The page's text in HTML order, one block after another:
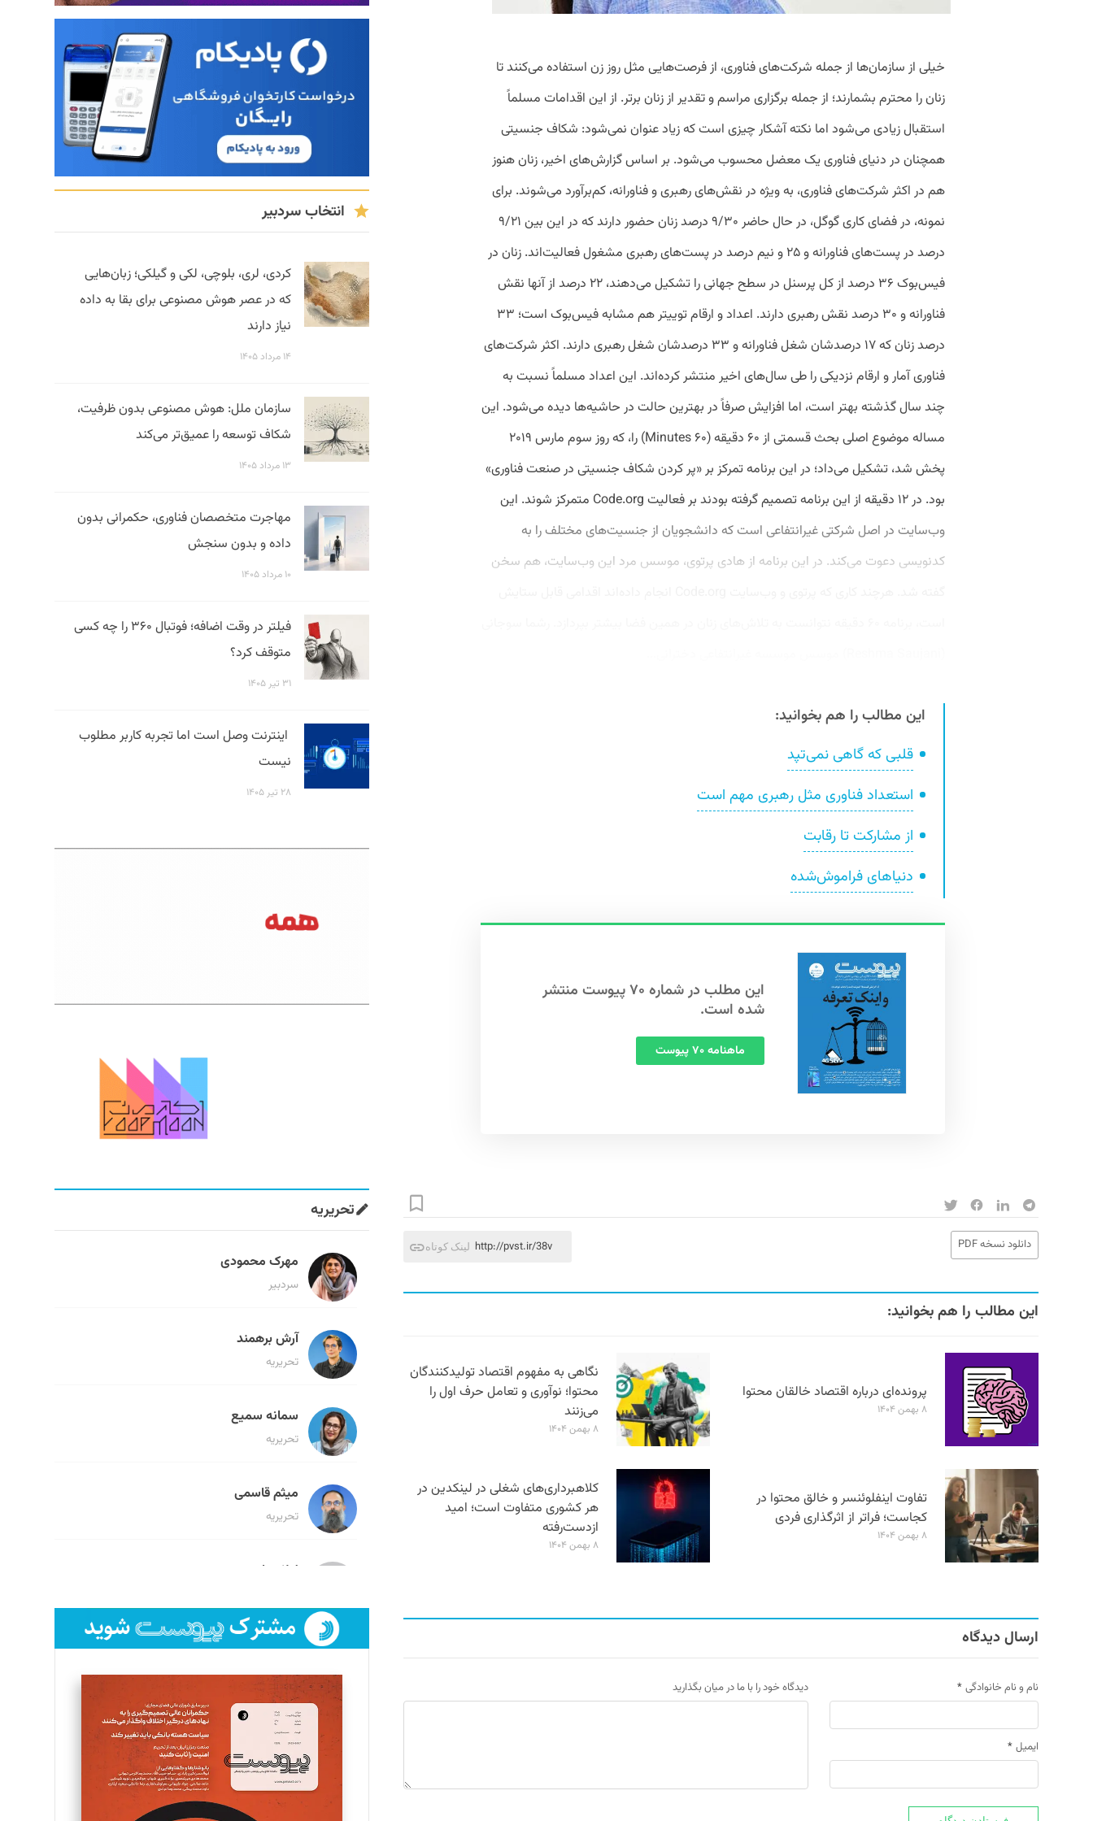
خیلی از سازمان‌ها از جمله شرکت‌های فناوری، از فرصت‌هایی مثل روز زن استفاده می‌کنند تا
زنان را محترم بشمارند؛ از جمله برگزاری مراسم و تقدیر از زنان برتر. از این اقدامات مسلماً
استقبال زیادی می‌شود اما نکته آشکار چیزی است که زیاد عنوان نمی‌شود: شکاف جنسیتی
همچنان در دنیای فناوری یک معضل محسوب می‌شود. بر اساس گزارش‌های اخیر، زنان هنوز
هم در اکثر شرکت‌های فناوری، به ویژه در نقش‌های رهبری و فناورانه، کم‌برآورد می‌شوند. برای
نمونه، در فضای کاری گوگل، در حال حاضر ۹/۳۰ درصد زنان حضور دارند که در این بین ۹/۲۱
درصد در پست‌های فناورانه و ۲۵ و نیم درصد در پست‌های رهبری مشغول فعالیت‌اند. زنان در
فیس‌بوک ۳۶ درصد از کل پرسنل در سطح جهانی را تشکیل می‌دهند، ۲۲ درصد از آنها نقش
فناورانه و ۳۰ درصد نقش رهبری دارند. اعداد و ارقام توییتر هم مشابه فیس‌بوک است؛ ۳۳
درصد زنان که ۱۷ درصدشان شغل فناورانه و ۳۳ درصدشان شغل رهبری دارند. اکثر شرکت‌های
فناوری آمار و ‌ارقام نزدیکی را طی سال‌های اخیر منتشر کرده‌اند. این اعداد مسلماً نسبت به
چند سال گذشته بهتر است، اما افزایش صرفاً در بهترین حالت در حاشیه‌ها دیده می‌شود. این
مساله موضوع اصلی بحث قسمتی از ۶۰ دقیقه (۶۰ Minutes) را، که روز سوم مارس ۲۰۱۹
پخش شد، تشکیل می‌داد؛ در این برنامه تمرکز بر «پر کردن شکاف جنسیتی در صنعت فناوری»
بود. در ۱۲ دقیقه از این برنامه تصمیم گرفته بودند بر فعالیت Code.org متمرکز شوند. این
وب‌سایت در اصل شرکتی غیرانتفاعی است که دانشجویان از جنسیت‌های مختلف را به
کدنویسی دعوت می‌کند. در این برنامه از هادی پرتوی، موسس مرد این وب‌سایت، هم سخن
این مطالب را هم بخوانید:
قلبی که گاهی نمی‌تپد
استعداد فناوری مثل رهبری مهم است
از مشارکت تا رقابت
دنیاهای فراموش‌شده
این مطلب در شماره ۷۰ پیوست منتشر
شده است.
ماهنامه ۷۰ پیوست
دانلود نسخه PDF لینک کوتاه http://pvst.ir/38v
این مطالب را هم بخوانید:
پرونده‌ای درباره اقتصاد خالقان محتوا
۸ بهمن ۱۴۰۴
نگاهی به مفهوم اقتصاد تولیدکنندگان
محتوا؛ نوآوری و تعامل حرف اول را
می‌زنند
۸ بهمن ۱۴۰۴
تفاوت اینفلوئنسر و خالق محتوا در
کجاست؛ فراتر از اثرگذاری فردی
۸ بهمن ۱۴۰۴
کلاهبرداری‌های شغلی در لینکدین در
هر کشوری متفاوت است؛ امید
ازدست‌رفته
۸ بهمن ۱۴۰۴
ارسال دیدگاه
نام و نام خانوادگی *
ایمیل *
دیدگاه خود را با ما در میان بگذارید
انتخاب سردبیر
کردی، لری، بلوچی، لکی و گیلکی؛ زبان‌هایی
که در عصر هوش مصنوعی برای بقا به داده
نیاز دارند
۱۴ مرداد ۱۴۰۵
سازمان ملل: هوش مصنوعی بدون ظرفیت،
شکاف توسعه را عمیق‌تر می‌کند
۱۳ مرداد ۱۴۰۵
مهاجرت متخصصان فناوری، حکمرانی بدون
داده و بدون سنجش
۱۰ مرداد ۱۴۰۵
فیلتر در وقت اضافه؛ فوتبال ۳۶۰ را چه کسی
متوقف کرد؟
۳۱ تیر ۱۴۰۵
اینترنت وصل است اما تجربه کاربر مطلوب
نیست
۲۸ تیر ۱۴۰۵
تحریریه
مهرک محمودی
سردبیر
آرش برهمند
تحریریه
سمانه سمیع
تحریریه
میثم قاسمی
تحریریه
لیلا حنارود
فائزه فتحی رستمی
تحریریه
سروش کرمیان
تحریریه
مینا پاکدل